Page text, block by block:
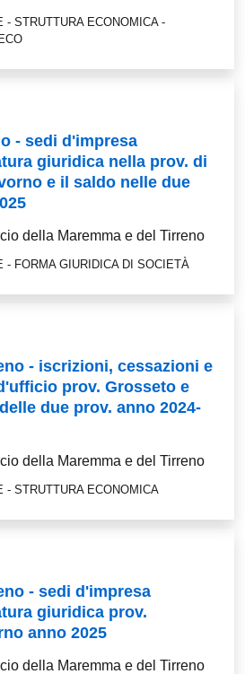
- STRUTTURA ECONOMICA -
- sedi d'impresa
giuridica nella prov. di
e il saldo nelle due
della Maremma e del Tirreno
- FORMA GIURIDICA DI SOCIETÀ
- iscrizioni, cessazioni e
prov. Grosseto e
due prov. anno 2024-
della Maremma e del Tirreno
- STRUTTURA ECONOMICA
- sedi d'impresa
giuridica prov.
anno 2025
della Maremma e del Tirreno